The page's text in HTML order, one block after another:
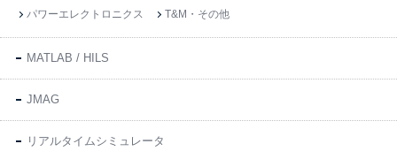
パワーエレクトロニクス
T&M・その他
MATLAB / HILS
JMAG
リアルタイムシミュレータ